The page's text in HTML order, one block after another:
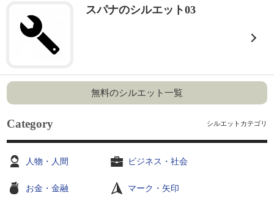
スパナのシルエット03
無料のシルエット一覧
Category シルエットカテゴリ
人物・人間 ビジネス・社会
お金・金融 マーク・矢印